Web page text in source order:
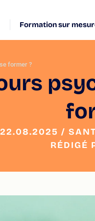
Formation sur
former ?
22.08.2025 /
RÉDIGÉ